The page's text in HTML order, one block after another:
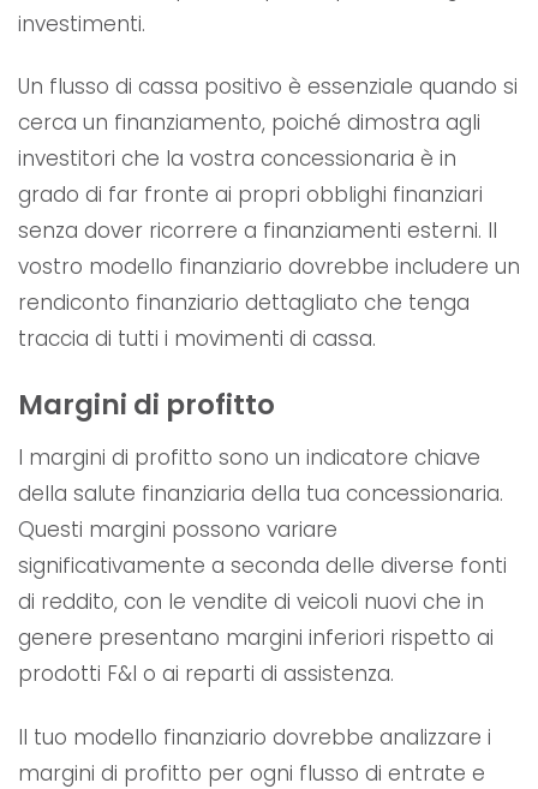
investimenti.
Un flusso di cassa positivo è essenziale quando si
cerca un finanziamento, poiché dimostra agli
investitori che la vostra concessionaria è in
grado di far fronte ai propri obblighi finanziari
senza dover ricorrere a finanziamenti esterni. Il
vostro modello finanziario dovrebbe includere un
rendiconto finanziario dettagliato che tenga
traccia di tutti i movimenti di cassa.
Margini di profitto
I margini di profitto sono un indicatore chiave
della salute finanziaria della tua concessionaria.
Questi margini possono variare
significativamente a seconda delle diverse fonti
di reddito, con le vendite di veicoli nuovi che in
genere presentano margini inferiori rispetto ai
prodotti F&I o ai reparti di assistenza.
Il tuo modello finanziario dovrebbe analizzare i
margini di profitto per ogni flusso di entrate e